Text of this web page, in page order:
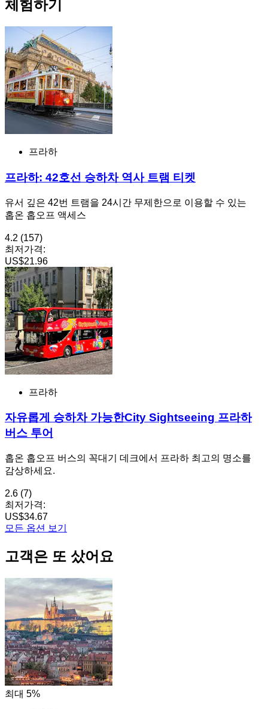
체험하기
프라하
프라하: 42호선 승하차 역사 트램 티켓
유서 깊은 42번 트램을 24시간 무제한으로 이용할 수 있는
홉온 홉오프 액세스
4.2 (157)
최저가격:
US$21.96
프라하
자유롭게 승하차 가능한City Sightseeing 프라하
버스 투어
홉온 홉오프 버스의 꼭대기 데크에서 프라하 최고의 명소를
감상하세요.
2.6 (7)
최저가격:
US$34.67
모든 옵션 보기
고객은 또 샀어요
최대 5%